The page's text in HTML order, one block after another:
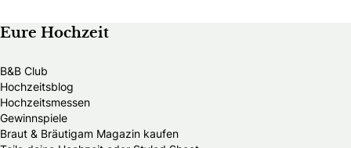
Eure Hochzeit
B&B Club
Hochzeitsblog
Hochzeitsmessen
Gewinnspiele
Braut & Bräutigam Magazin kaufen